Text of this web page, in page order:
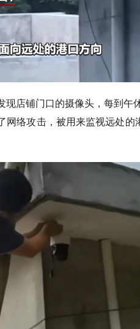
店铺门口的摄像头，每到午
网络攻击，被用来监视远处的